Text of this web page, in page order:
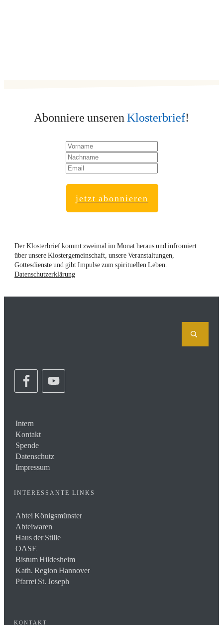
Abonniere unseren Klosterbrief!
jetzt abonnieren
Der Klosterbrief kommt zweimal im Monat heraus und infromiert
über unsere Klostergemeinschaft, unsere Veranstaltungen,
Gottesdienste und gibt Impulse zum spirituellen Leben.
Datenschutzerklärung
Intern
Kontakt
Spende
Datenschutz
Impressum
INTERESSANTE LINKS
Abtei Königsmünster
Abteiwaren
Haus der Stille
OASE
Bistum Hildesheim
Kath. Region Hannover
Pfarrei St. Joseph
KONTAKT